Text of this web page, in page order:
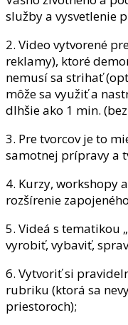
služby a vysvetlenie
2. Video vytvorené
reklamy), ktoré
nemusí sa strihať
môže sa využiť a
dlhšie ako 1 min.
3. Pre tvorcov je to
samotnej prípravy a
4. Kurzy, workshopy
rozšírenie
5. Videá s tematikou
vyrobiť, vybaviť,
6. Vytvoriť si
rubriku (ktorá sa
priestoroch);